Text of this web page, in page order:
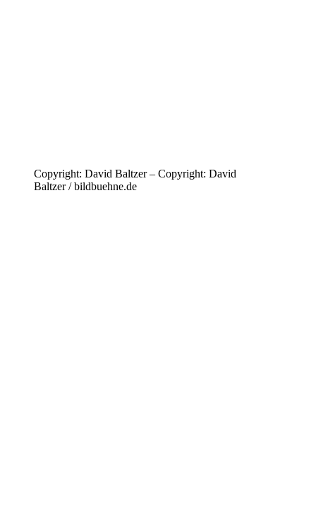
Copyright: David Baltzer – Copyright: David
Baltzer / bildbuehne.de